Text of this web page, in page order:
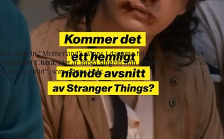
När singeln ”Motherland” släpps i dagarna blir det under namnet
Toussaint Chiza. Det är första singeln från albumet ”It takes a village
to love a child”, som släpps i vår.